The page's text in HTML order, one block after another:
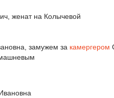
женат на Колычевой
замужем за камергером